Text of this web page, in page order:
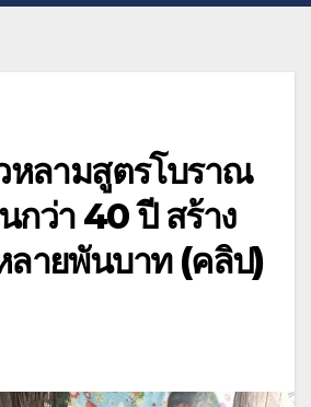
หลามสูตรโบราณ
กว่า 40 ปี สร้าง
ลายพันบาท (คลิป)